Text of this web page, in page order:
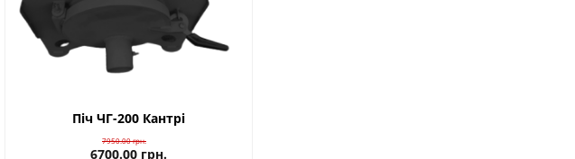
Піч ЧГ-200 Кантрі
7950.00грн.
6700.00 грн.